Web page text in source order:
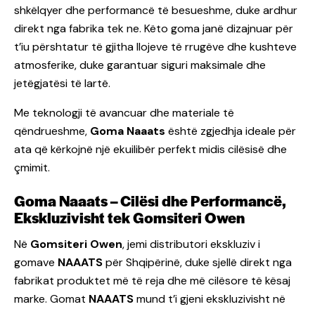
shkëlqyer dhe performancë të besueshme, duke ardhur
direkt nga fabrika tek ne. Këto goma janë dizajnuar për
t’iu përshtatur të gjitha llojeve të rrugëve dhe kushteve
atmosferike, duke garantuar siguri maksimale dhe
jetëgjatësi të lartë.
Me teknologji të avancuar dhe materiale të
qëndrueshme, Goma Naaats është zgjedhja ideale për
ata që kërkojnë një ekuilibër perfekt midis cilësisë dhe
çmimit.
Goma Naaats – Cilësi dhe Performancë,
Ekskluzivisht tek Gomsiteri Owen
Në Gomsiteri Owen, jemi distributori ekskluziv i
gomave NAAATSpër Shqipërinë, duke sjellë direkt nga
fabrikat produktet më të reja dhe më cilësore të kësaj
marke. Gomat NAAATSmund t’i gjeni ekskluzivisht në